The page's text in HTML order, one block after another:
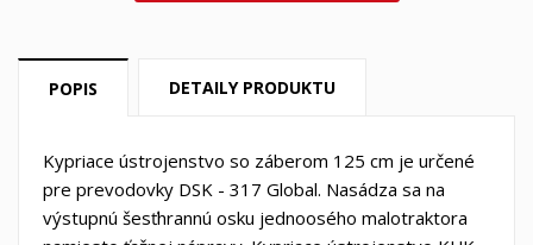
POPIS DETAILY PRODUKTU
Kypriace ústrojenstvo so záberom 125 cm je určené
pre prevodovky DSK - 317 Global. Nasádza sa na
výstupnú šesťhrannú osku jednoosého malotraktora